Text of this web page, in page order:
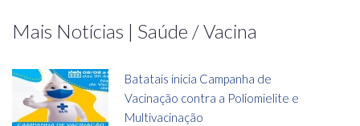
Mais Notícias | Saúde / Vacina
Batatais inicia Campanha de
Vacinação contra a Poliomielite e
Multivacinação